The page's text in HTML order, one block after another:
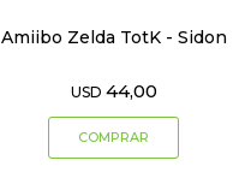
Amiibo Zelda TotK - Sidon
USD 44,00